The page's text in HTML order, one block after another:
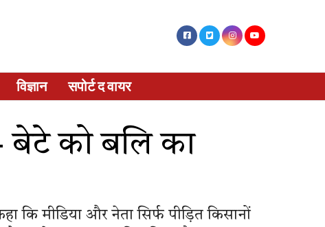
विज्ञान सपोर्ट द वायर
बेटे को बलि का
कि मीडिया और नेता सिर्फ पीड़ित किसानों